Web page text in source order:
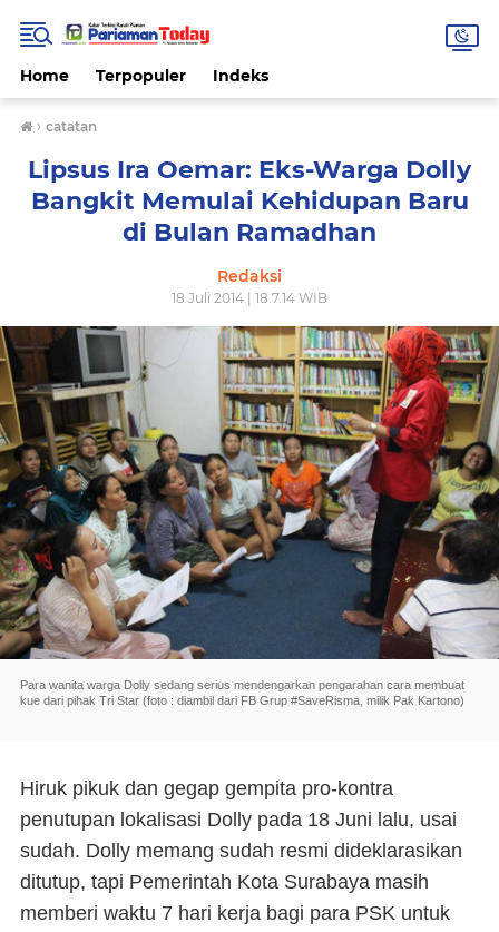
Home Terpopuler Indeks
› catatan
Lipsus Ira Oemar: Eks-Warga Dolly
Bangkit Memulai Kehidupan Baru
di Bulan Ramadhan
Redaksi
18 Juli 2014 | 18.7.14 WIB
Para wanita warga Dolly sedang serius mendengarkan pengarahan cara membuat
kue dari pihak Tri Star (foto : diambil dari FB Grup #SaveRisma, milik Pak Kartono)
Hiruk pikuk dan gegap gempita pro-kontra
penutupan lokalisasi Dolly pada 18 Juni lalu, usai
sudah. Dolly memang sudah resmi dideklarasikan
ditutup, tapi Pemerintah Kota Surabaya masih
memberi waktu 7 hari kerja bagi para PSK untuk